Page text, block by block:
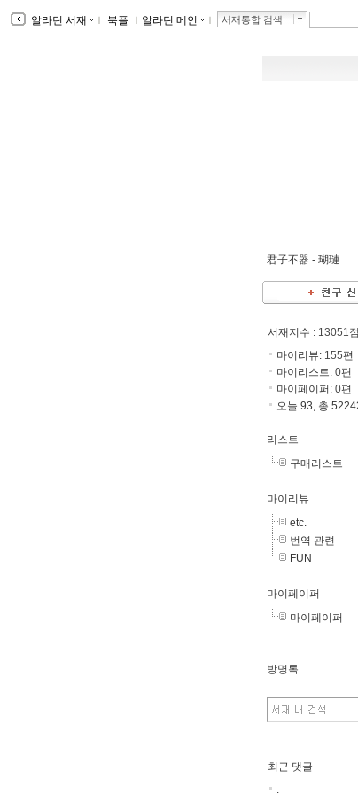
알라딘 서재 ｌ 북플 ｌ 알라딘 메인 ｌ 서재통합 검색
君子不器 - 瑚璉
서재지수 : 13051점
마이리뷰: 155편
마이리스트: 0편
마이페이퍼: 0편
오늘 93, 총
리스트
구매리스트
마이리뷰
etc.
번역 관련
FUN
마이페이퍼
마이페이퍼
방명록
최근 댓글